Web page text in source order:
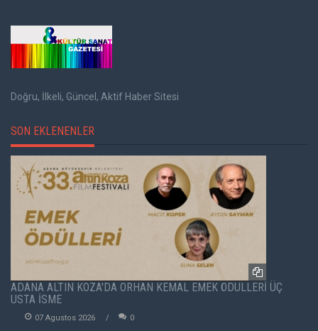
Doğru, İlkeli, Güncel, Aktif Haber Sitesi
SON EKLENENLER
ADANA ALTIN KOZA'DA ORHAN KEMAL EMEK ÖDÜLLERİ ÜÇ
USTA İSME
07 Agustos 2026 0